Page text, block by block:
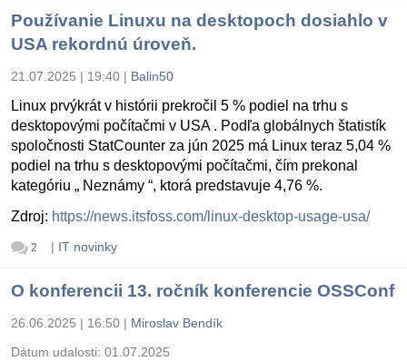
Používanie Linuxu na desktopoch dosiahlo v
USA rekordnú úroveň.
21.07.2025 | 19:40 | Balin50
Linux prvýkrát v histórii prekročil 5 % podiel na trhu s
desktopovými počítačmi v USA . Podľa globálnych štatistík
spoločnosti StatCounter za jún 2025 má Linux teraz 5,04 %
podiel na trhu s desktopovými počítačmi, čím prekonal
kategóriu „ Neznámy “, ktorá predstavuje 4,76 %.
Zdroj: https://news.itsfoss.com/linux-desktop-usage-usa/
2 | IT novinky
O konferencii 13. ročník konferencie OSSConf
26.06.2025 | 16:50 | Miroslav Bendík
Dátum udalosti: 01.07.2025